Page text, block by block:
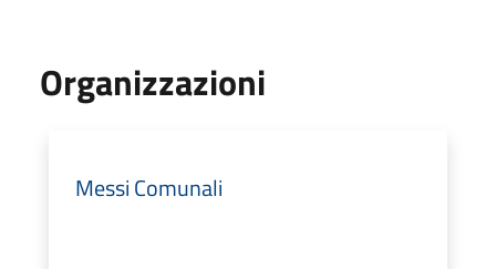
Organizzazioni
Messi Comunali